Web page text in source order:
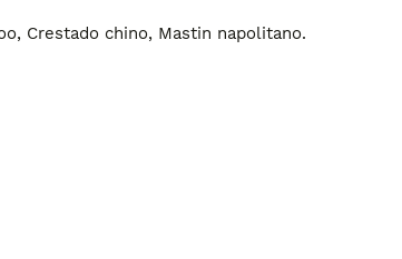
Crestado chino, Mastin napolitano.
Soria, Valladolid, Zamora.